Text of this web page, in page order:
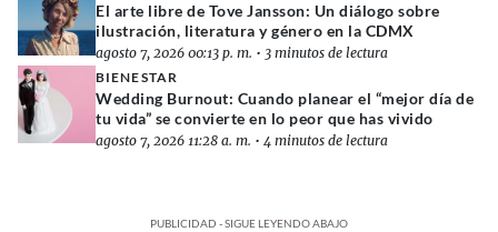
El arte libre de Tove Jansson: Un diálogo sobre
ilustración, literatura y género en la CDMX
agosto 7, 2026 00:13 p. m. • 3 minutos de lectura
BIENESTAR
Wedding Burnout: Cuando planear el “mejor día de
tu vida” se convierte en lo peor que has vivido
agosto 7, 2026 11:28 a. m. • 4 minutos de lectura
PUBLICIDAD - SIGUE LEYENDO ABAJO